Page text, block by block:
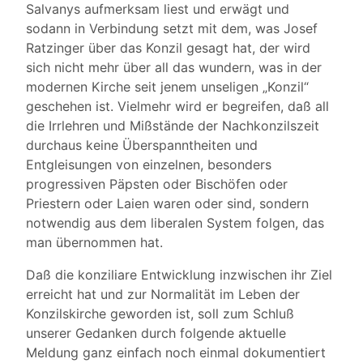
Salvanys aufmerksam liest und erwägt und
sodann in Verbindung setzt mit dem, was Josef
Ratzinger über das Konzil gesagt hat, der wird
sich nicht mehr über all das wundern, was in der
modernen Kirche seit jenem unseligen „Konzil“
geschehen ist. Vielmehr wird er begreifen, daß all
die Irrlehren und Mißstände der Nachkonzilszeit
durchaus keine Überspanntheiten und
Entgleisungen von einzelnen, besonders
progressiven Päpsten oder Bischöfen oder
Priestern oder Laien waren oder sind, sondern
notwendig aus dem liberalen System folgen, das
man übernommen hat.
Daß die konziliare Entwicklung inzwischen ihr Ziel
erreicht hat und zur Normalität im Leben der
Konzilskirche geworden ist, soll zum Schluß
unserer Gedanken durch folgende aktuelle
Meldung ganz einfach noch einmal dokumentiert